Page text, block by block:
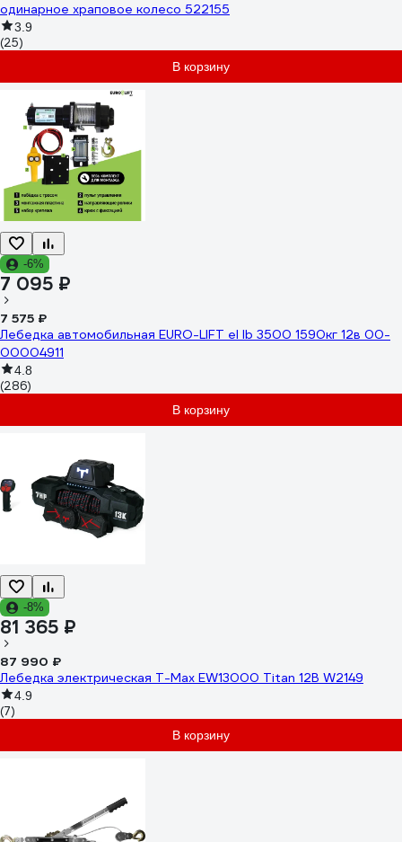
одинарное храповое колесо 522155
3.9
(25)
В корзину
-6%
7 095 ₽
7 575 ₽
Лебедка автомобильная EURO-LIFT el lb 3500 1590кг 12в 00-
00004911
4.8
(286)
В корзину
-8%
81 365 ₽
87 990 ₽
Лебедка электрическая T-Max EW13000 Titan 12В W2149
4.9
(7)
В корзину